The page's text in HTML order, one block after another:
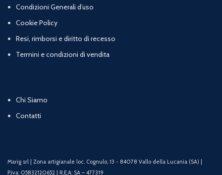
Condizioni Generali d’uso
Cookie Policy
Resi, rimborsi e diritto di recesso
Termini e condizioni di vendita
Chi Siamo
Contatti
Marig srl | Zona artigianale loc. Cognulo, 13 - 84078 Vallo della Lucania (SA) |
P.iva: 05832120652 | R.E.A: SA – 477319